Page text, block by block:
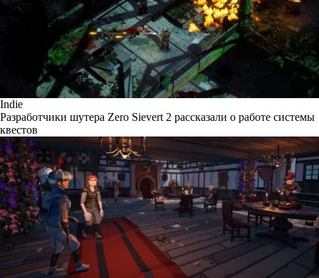
Indie
Разработчики шутера Zero Sievert 2 рассказали о работе системы
квестов